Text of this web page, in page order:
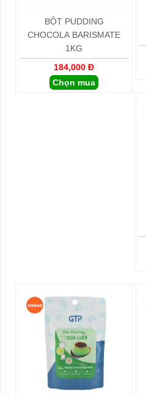
BỘT PUDDING
CHOCOLA BARISMATE
1KG
184,000 Đ
Chọn mua